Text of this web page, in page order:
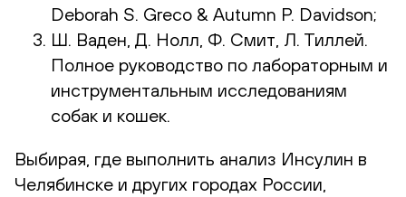
Deborah S. Greco & Autumn P. Davidson;
Ш. Ваден, Д. Нолл, Ф. Смит, Л. Тиллей.
Полное руководство по лабораторным и
инструментальным исследованиям
собак и кошек.
Выбирая, где выполнить анализ Инсулин в
Челябинске и других городах России,